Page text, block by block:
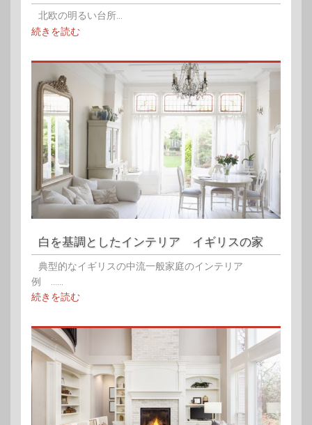
北欧の明るい台所...
続きを読む
白を基調としたインテリア イギリスの家
典型的なイギリスの中流一般家庭のインテリア
例 ......
続きを読む